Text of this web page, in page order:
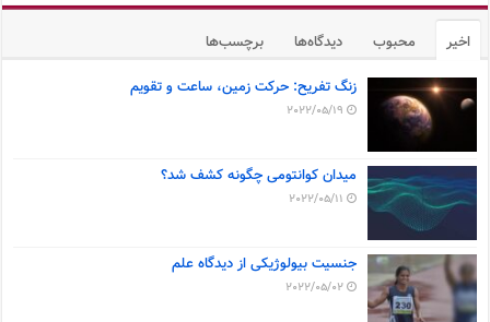
اخیر محبوب دیدگاه‌ها برچسب‌ها
زنگ تفریح: حرکت زمین، ساعت و تقویم
2022/05/19
میدان کوانتومی چگونه کشف شد؟
2022/05/11
جنسیت بیولوژیکی از دیدگاه علم
2022/05/02